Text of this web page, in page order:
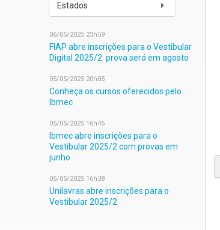
Estados
06/05/2025 23h59
FIAP abre inscrições para o Vestibular
Digital 2025/2: prova será em agosto
05/05/2025 20h05
Conheça os cursos oferecidos pelo
Ibmec
05/05/2025 16h46
Ibmec abre inscrições para o
Vestibular 2025/2 com provas em
junho
05/05/2025 16h38
Unilavras abre inscrições para o
Vestibular 2025/2